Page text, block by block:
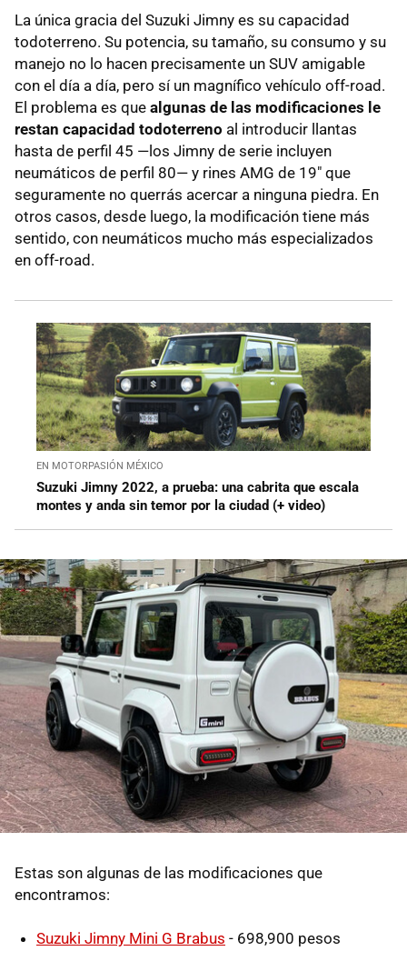
La única gracia del Suzuki Jimny es su capacidad
todoterreno. Su potencia, su tamaño, su consumo y su
manejo no lo hacen precisamente un SUV amigable
con el día a día, pero sí un magnífico vehículo off-road.
El problema es que algunas de las modificaciones le
restan capacidad todoterreno al introducir llantas
hasta de perfil 45 —los Jimny de serie incluyen
neumáticos de perfil 80— y rines AMG de 19" que
seguramente no querrás acercar a ninguna piedra. En
otros casos, desde luego, la modificación tiene más
sentido, con neumáticos mucho más especializados
en off-road.
EN MOTORPASIÓN MÉXICO
Suzuki Jimny 2022, a prueba: una cabrita que escala
montes y anda sin temor por la ciudad (+ video)
Estas son algunas de las modificaciones que
encontramos:
Suzuki Jimny Mini G Brabus - 698,900 pesos